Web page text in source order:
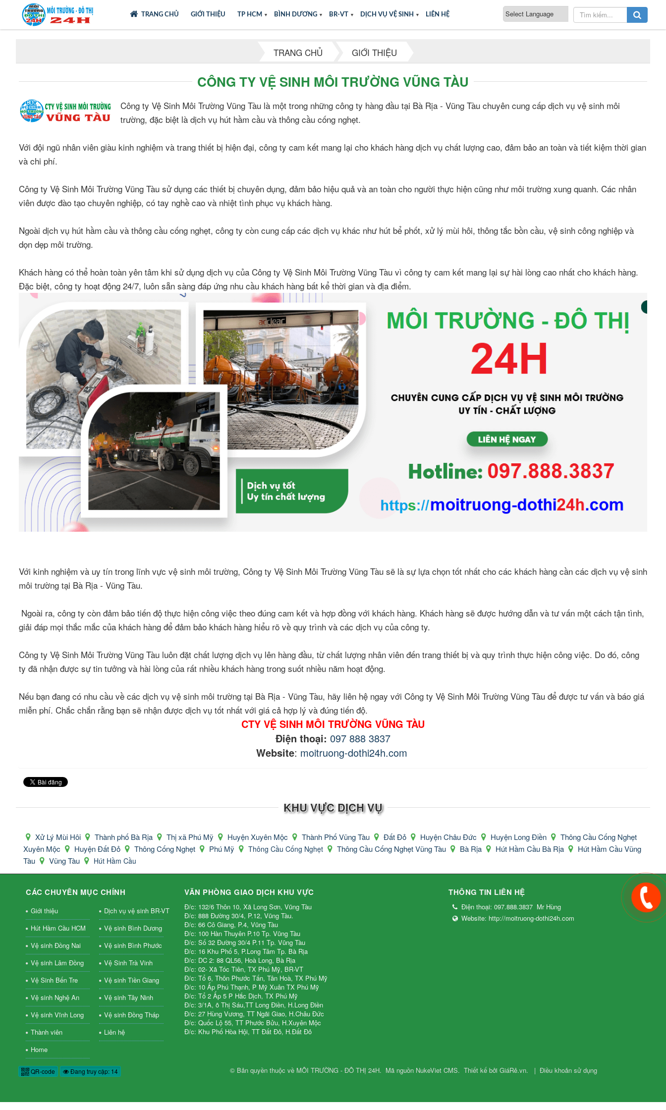
TRANG CHỦ GIỚI THIỆU TP HCM ▼ BÌNH DƯƠNG ▼ BR-VT ▼ DỊCH VỤ VỆ SINH ▼ LIÊN HỆ
TRANG CHỦ GIỚI THIỆU
CÔNG TY VỆ SINH MÔI TRƯỜNG VŨNG TÀU
Công ty Vệ Sinh Môi Trường Vũng Tàu là một trong những công ty hàng đầu tại Bà Rịa - Vũng Tàu chuyên cung cấp dịch vụ vệ sinh môi
trường, đặc biệt là dịch vụ hút hầm cầu và thông cầu cống nghẹt.
Với đội ngũ nhân viên giàu kinh nghiệm và trang thiết bị hiện đại, công ty cam kết mang lại cho khách hàng dịch vụ chất lượng cao, đảm bảo an toàn và tiết kiệm thời gian
và chi phí.
Công ty Vệ Sinh Môi Trường Vũng Tàu sử dụng các thiết bị chuyên dụng, đảm bảo hiệu quả và an toàn cho người thực hiện cũng như môi trường xung quanh. Các nhân
viên được đào tạo chuyên nghiệp, có tay nghề cao và nhiệt tình phục vụ khách hàng.
Ngoài dịch vụ hút hầm cầu và thông cầu cống nghẹt, công ty còn cung cấp các dịch vụ khác như hút bể phốt, xử lý mùi hôi, thông tắc bồn cầu, vệ sinh công nghiệp và
dọn dẹp môi trường.
Khách hàng có thể hoàn toàn yên tâm khi sử dụng dịch vụ của Công ty Vệ Sinh Môi Trường Vũng Tàu vì công ty cam kết mang lại sự hài lòng cao nhất cho khách hàng.
Đặc biệt, công ty hoạt động 24/7, luôn sẵn sàng đáp ứng nhu cầu khách hàng bất kể thời gian và địa điểm.
Với kinh nghiệm và uy tín trong lĩnh vực vệ sinh môi trường, Công ty Vệ Sinh Môi Trường Vũng Tàu sẽ là sự lựa chọn tốt nhất cho các khách hàng cần các dịch vụ vệ sinh
môi trường tại Bà Rịa - Vũng Tàu.
Ngoài ra, công ty còn đảm bảo tiến độ thực hiện công việc theo đúng cam kết và hợp đồng với khách hàng. Khách hàng sẽ được hướng dẫn và tư vấn một cách tận tình,
giải đáp mọi thắc mắc của khách hàng để đảm bảo khách hàng hiểu rõ về quy trình và các dịch vụ của công ty.
Công ty Vệ Sinh Môi Trường Vũng Tàu luôn đặt chất lượng dịch vụ lên hàng đầu, từ chất lượng nhân viên đến trang thiết bị và quy trình thực hiện công việc. Do đó, công
ty đã nhận được sự tin tưởng và hài lòng của rất nhiều khách hàng trong suốt nhiều năm hoạt động.
Nếu bạn đang có nhu cầu về các dịch vụ vệ sinh môi trường tại Bà Rịa - Vũng Tàu, hãy liên hệ ngay với Công ty Vệ Sinh Môi Trường Vũng Tàu để được tư vấn và báo giá
miễn phí. Chắc chắn rằng bạn sẽ nhận được dịch vụ tốt nhất với giá cả hợp lý và đúng tiến độ.
CTY VỆ SINH MÔI TRƯỜNG VŨNG TÀU
Điện thoại: 097 888 3837
Website: moitruong-dothi24h.com
KHU VỰC DỊCH VỤ
Xử Lý Mùi Hôi Thành phố Bà Rịa Thị xã Phú Mỹ Huyện Xuyên Mộc Thành Phố Vũng Tàu Đất Đỏ Huyện Châu Đức Huyện Long Điền
Thông Cầu Cống Nghẹt
Xuyên Mộc
Huyện Đất Đỏ Thông Cống Nghẹt Phú Mỹ Thông Cầu Cống Nghẹt Thông Cầu Cống Nghẹt Vũng Tàu Bà Rịa Hút Hầm Cầu Bà Rịa
Hút Hầm Cầu Vũng
Tàu
Vũng Tàu Hút Hầm Cầu
CÁC CHUYÊN MỤC CHÍNH
Giới thiệu
Dịch vụ vệ sinh BR-VT
Hút Hầm Cầu HCM
Vệ sinh Bình Dương
Vệ sinh Đồng Nai
Vệ sinh Bình Phước
Vệ sinh Lâm Đồng
Vệ Sinh Trà Vinh
Vệ Sinh Bến Tre
Vệ sinh Tiền Giang
Vệ sinh Nghệ An
Vệ sinh Tây Ninh
Vệ sinh Vĩnh Long
Vệ sinh Đồng Tháp
Thành viên
Liên hệ
Home
VĂN PHÒNG GIAO DỊCH KHU VỰC
Đ/c: 132/6 Thôn 10, Xã Long Sơn, Vũng Tàu
Đ/c: 888 Đường 30/4, P.12, Vũng Tàu.
Đ/c: 66 Cô Giang, P.4, Vũng Tàu
Đ/c: 100 Hàn Thuyên P.10 Tp. Vũng Tàu
Đ/c: Số 32 Đường 30/4 P.11 Tp. Vũng Tàu
Đ/c: 16 Khu Phố 5, P.Long Tâm Tp. Bà Rịa
Đ/c: DC 2: 88 QL56, Hoà Long, Bà Rịa
Đ/c: 02- Xã Tóc Tiên, TX Phú Mỹ, BR-VT
Đ/c: Tổ 6, Thôn Phước Tấn, Tân Hoà, TX Phú Mỹ
Đ/c: 10 Ấp Phú Thạnh, P Mỹ Xuân TX Phú Mỹ
Đ/c: Tổ 2 Ấp 5 P Hắc Dịch, TX Phú Mỹ
Đ/c: 3/1A, õ Thị Sáu,TT Long Điền, H.Long Điền
Đ/c: 27 Hùng Vương, TT Ngãi Giao, H.Châu Đức
Đ/c: Quốc Lộ 55, TT Phước Bửu, H.Xuyên Mộc
Đ/c: Khu Phố Hòa Hội, TT Đất Đỏ, H.Đất Đỏ
THÔNG TIN LIÊN HỆ
Điện thoại:097.888.3837 Mr Hùng
Website: http://moitruong-dothi24h.com
QR-code Đang truy cập: 14 © Bản quyền thuộc về MÔI TRƯỜNG - ĐÔ THỊ 24H. Mã nguồn NukeViet CMS. Thiết kế bởi GiáRẻ.vn. | Điều khoản sử dụng